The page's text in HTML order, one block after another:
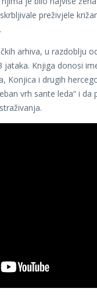
preživjele
arhiva, u razdoblju
jataka. Knjiga donosi
Konjica i drugih
vrh sante leda“ i da